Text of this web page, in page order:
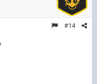
#14